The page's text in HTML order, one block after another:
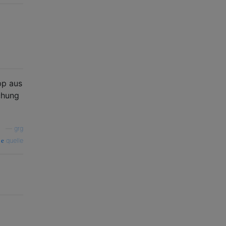
aus
grg
quelle